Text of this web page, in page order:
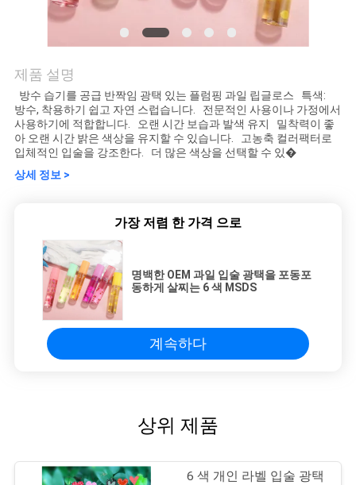
회
를
요
청
제품 설명
방수 습기를 공급 반짝임 광택 있는 플럼핑 과일 립글로스 특색:
방수, 착용하기 쉽고 자연 스럽습니다. 전문적인 사용이나 가정에서
사용하기에 적합합니다. 오랜 시간 보습과 발색 유지 밀착력이 좋
아 오랜 시간 밝은 색상을 유지할 수 있습니다. 고농축 컬러팩터로
입체적인 입술을 강조한다. 더 많은 색상을 선택할 수 있�
상세 정보 >
가장 저렴 한 가격 으로
명백한 OEM 과일 입술 광택을 포동포
동하게 살찌는 6 색 MSDS
계속하다
상위 제품
6 색 개인 라벨 입술 광택